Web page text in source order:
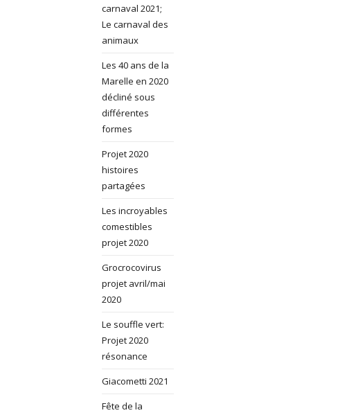
carnaval 2021;
Le carnaval des
animaux
Les 40 ans de la
Marelle en 2020
décliné sous
différentes
formes
Projet 2020
histoires
partagées
Les incroyables
comestibles
projet 2020
Grocrocovirus
projet avril/mai
2020
Le souffle vert:
Projet 2020
résonance
Giacometti 2021
Fête de la